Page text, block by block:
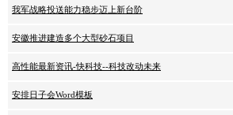
我军战略投送能力稳步迈上新台阶
安徽推进建造多个大型砂石项目
高性能最新资讯-快科技--科技改动未来
安排日子会Word模板